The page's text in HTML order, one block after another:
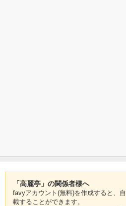
「高麗亭」の関係者様へ
favyアカウント(無料)を作成すると、
載することができます。